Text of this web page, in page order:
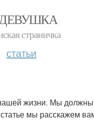
страничка
статьи
жизни. Мы
мы расскажем